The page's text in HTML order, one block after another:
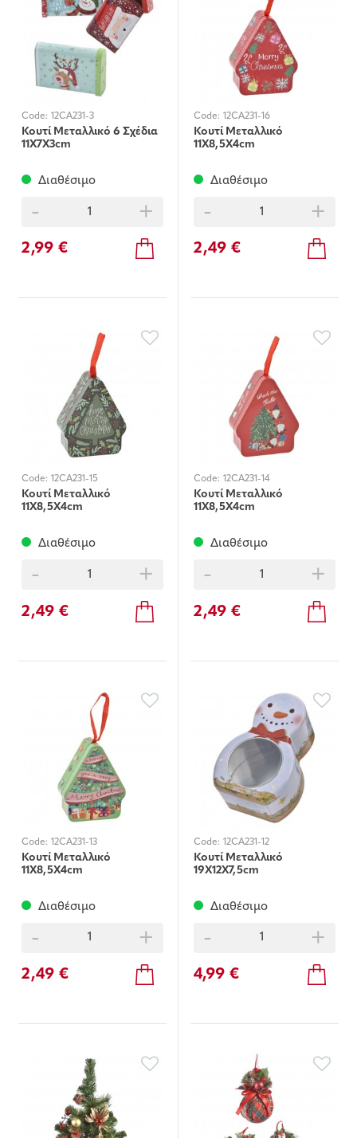
Code: 12CA231-3
Κουτί Μεταλλικό 6 Σχέδια
11X7X3cm
Διαθέσιμο
- +
2,99 €
Code: 12CA231-16
Κουτί Μεταλλικό
11X8,5X4cm
Διαθέσιμο
- +
2,49 €
Code: 12CA231-15
Κουτί Μεταλλικό
11X8,5X4cm
Διαθέσιμο
- +
2,49 €
Code: 12CA231-14
Κουτί Μεταλλικό
11X8,5X4cm
Διαθέσιμο
- +
2,49 €
Code: 12CA231-13
Κουτί Μεταλλικό
11X8,5X4cm
Διαθέσιμο
- +
2,49 €
Code: 12CA231-12
Κουτί Μεταλλικό
19X12X7,5cm
Διαθέσιμο
- +
4,99 €